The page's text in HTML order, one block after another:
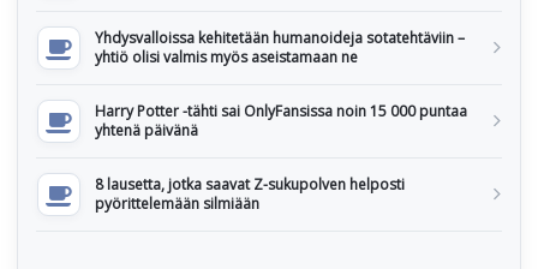
Yhdysvalloissa kehitetään humanoideja sotatehtäviin –
yhtiö olisi valmis myös aseistamaan ne
Harry Potter -tähti sai OnlyFansissa noin 15 000 puntaa
yhtenä päivänä
8 lausetta, jotka saavat Z-sukupolven helposti
pyörittelemään silmiään